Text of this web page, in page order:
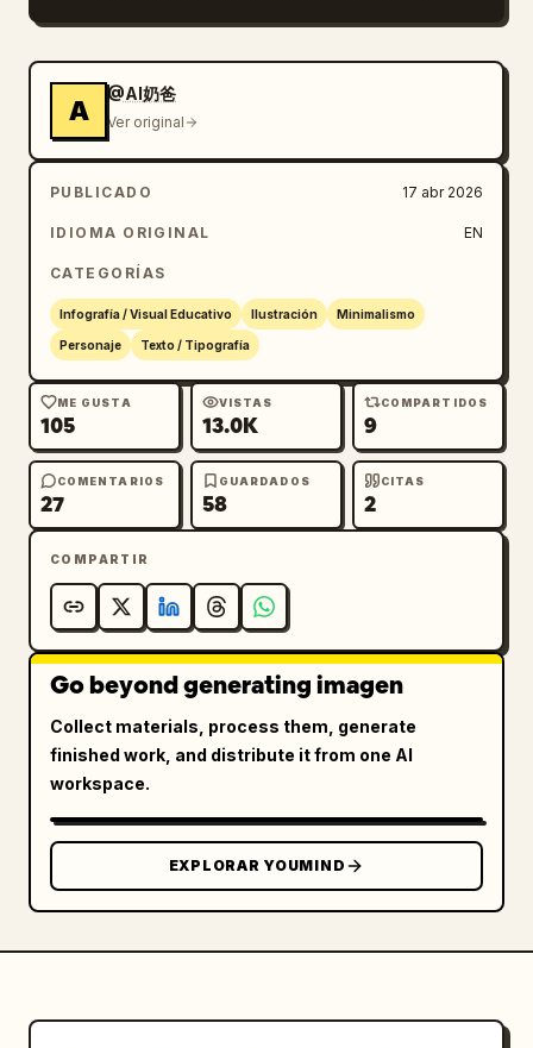
"chaqueta amarilla, mochila, puerta",
"question": "¿Dónde está la puerta?"},
    {"id": 5, "title": "宝宝在玩球", "scene":
"bebiendo de un vaso con boquilla",
"question": "¿Dónde está el vaso?"},
"comiendo arroz, babero de cerezas, bandeja",
"question": "¿Dónde está la cuchara?"},
    {"id": 8, "title": "宝宝在洗澡", "scene":
"bañera, burbujas, patito de goma",
"question": "¿Dónde están las burbujas?"},
    {"id": 9, "title": "宝宝在看书", "scene":
"leyendo un libro en un puf", "question":
"¿Dónde está el libro?"},
"question": "¿El bebé tiene los ojos
cerrados?"}
  ]
}
A
@AI奶爸
Ver original
PUBLICADO 17 abr 2026
IDIOMA ORIGINAL EN
CATEGORÍAS
Infografía / Visual Educativo Ilustración Minimalismo
Personaje Texto / Tipografía
ME GUSTA
105
VISTAS
13.0K
COMPARTIDOS
9
COMENTARIOS
27
GUARDADOS
58
CITAS
2
COMPARTIR
Go beyond generating imagen
Collect materials, process them, generate
finished work, and distribute it from one AI
workspace.
EXPLORAR YOUMIND